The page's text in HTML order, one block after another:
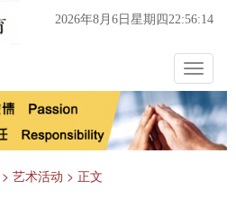
2026年8月6日星期四22:56:14
Toggle
> 艺术活动 > 正文